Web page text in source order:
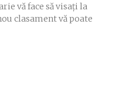
vă face să visați la
clasament vă poate